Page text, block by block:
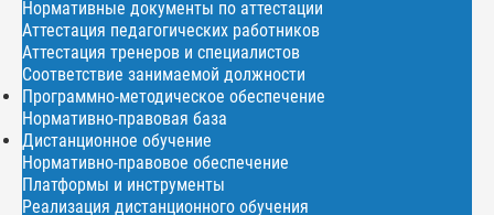
Нормативные документы по аттестации
Аттестация педагогических работников
Аттестация тренеров и специалистов
Соответствие занимаемой должности
Программно-методическое обеспечение
Нормативно-правовая база
Дистанционное обучение
Нормативно-правовое обеспечение
Платформы и инструменты
Реализация дистанционного обучения